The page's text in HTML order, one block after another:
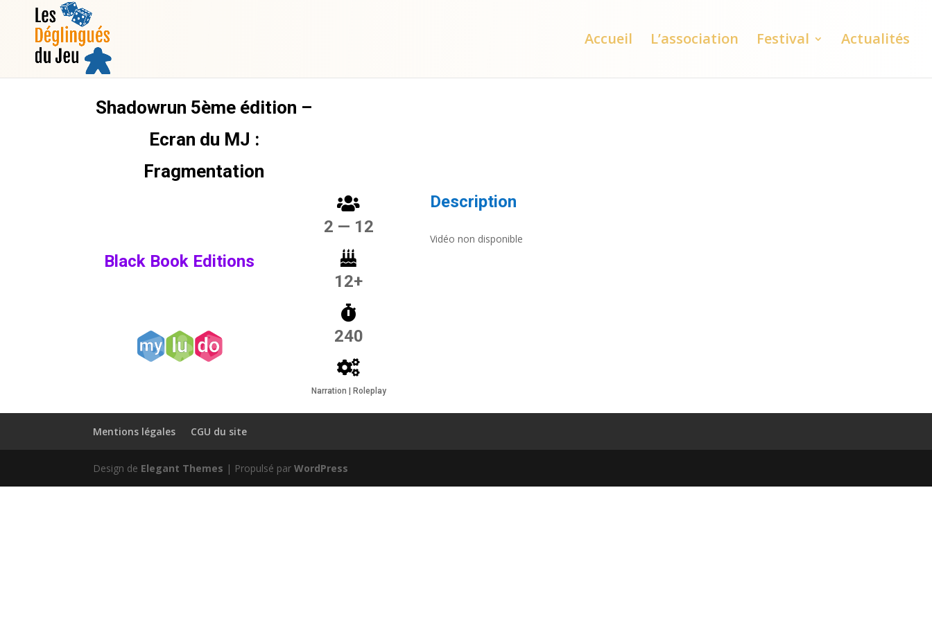
Accueil L’association Festival Actualités
Shadowrun 5ème édition –
Ecran du MJ :
Fragmentation
Black Book Editions
2 — 12
12+
240
Narration | Roleplay
Description
Vidéo non disponible
Mentions légales CGU du site
Design de Elegant Themes | Propulsé parWordPress